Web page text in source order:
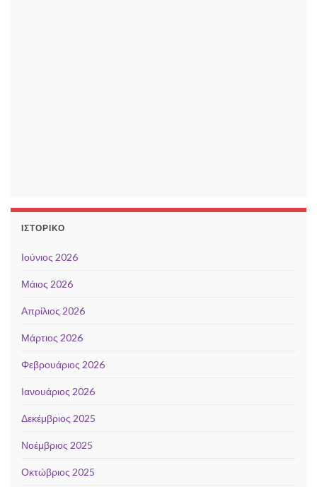
ΙΣΤΟΡΙΚΌ
Ιούνιος 2026
Μάιος 2026
Απρίλιος 2026
Μάρτιος 2026
Φεβρουάριος 2026
Ιανουάριος 2026
Δεκέμβριος 2025
Νοέμβριος 2025
Οκτώβριος 2025